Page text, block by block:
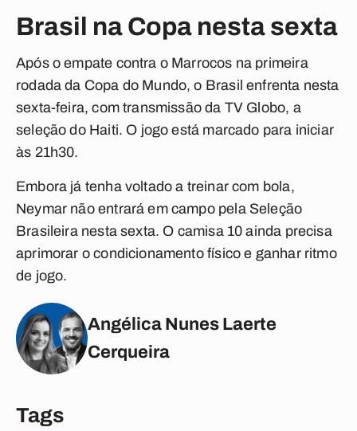
Brasil na Copa nesta sexta
Após o empate contra o Marrocos na primeira
rodada da Copa do Mundo, o Brasil enfrenta nesta
sexta-feira, com transmissão da TV Globo, a
seleção do Haiti. O jogo está marcado para iniciar
às 21h30.
Embora já tenha voltado a treinar com bola,
Neymar não entrará em campo pela Seleção
Brasileira nesta sexta. O camisa 10 ainda precisa
aprimorar o condicionamento físico e ganhar ritmo
de jogo.
Angélica Nunes Laerte
Cerqueira
Tags